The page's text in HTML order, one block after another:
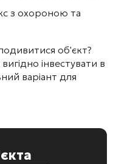
з охороною та
об'єкт?
інвестувати в
варіант для